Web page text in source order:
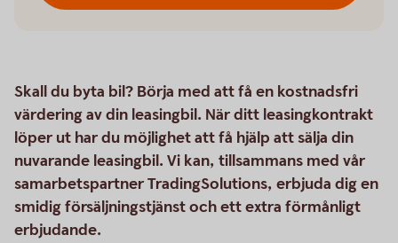
Skall du byta bil? Börja med att få en kostnadsfri
värdering av din leasingbil. När ditt leasingkontrakt
löper ut har du möjlighet att få hjälp att sälja din
nuvarande leasingbil. Vi kan, tillsammans med vår
samarbetspartner TradingSolutions, erbjuda dig en
smidig försäljningstjänst och ett extra förmånligt
erbjudande.